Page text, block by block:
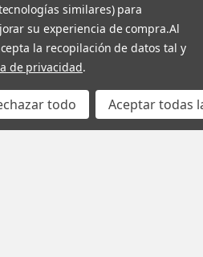
similares) para
su experiencia de compra.Al
la recopilación de datos tal y
de privacidad.
todo Aceptar todas